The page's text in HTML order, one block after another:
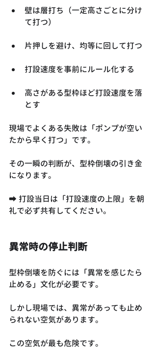
壁は層打ち（一定高さごとに分け
て打つ）
片押しを避け、均等に回して打つ
打設速度を事前にルール化する
高さがある型枠ほど打設速度を落
とす
現場でよくある失敗は「ポンプが空い
たから早く打つ」です。
その一瞬の判断が、型枠倒壊の引き金
になります。
➡ 打設当日は「打設速度の上限」を朝
礼で必ず共有してください。
異常時の停止判断
型枠倒壊を防ぐには「異常を感じたら
止める」文化が必要です。
しかし現場では、異常があっても止め
られない空気があります。
この空気が最も危険です。